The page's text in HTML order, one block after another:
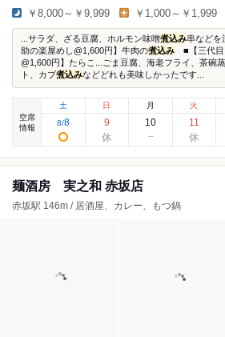
￥8,000～￥9,999 ￥1,000～￥1,999
...サラダ、ざる豆腐、ホルモン味噌煮込み串などを
助の楽屋めし@1,600円】牛肉の煮込み ■【三代目
@1,600円】たらこ...ごま豆腐、海老フライ、茶碗
ト、カブ煮込みなどどれも美味しかったです...
空席
情報
土
8/8
日
9
月
10
火
11
麺酒房 実之和 赤坂店
赤坂駅 146m / 居酒屋、カレー、もつ鍋